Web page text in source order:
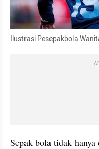
Ilustrasi Pesepakbola
Sepak bola tidak